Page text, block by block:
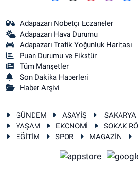
Adapazarı Nöbetçi Eczaneler
Adapazarı Hava Durumu
Adapazarı Trafik Yoğunluk Haritası
Puan Durumu ve Fikstür
Tüm Manşetler
Son Dakika Haberleri
Haber Arşivi
GÜNDEM ASAYİŞ SAKARYA
YAŞAM
EKONOMİ
SOKAK
EĞİTİM
SPOR MAGAZİN